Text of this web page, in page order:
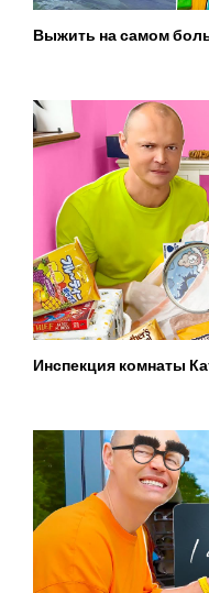
Выжить на самом
Инспекция комнаты